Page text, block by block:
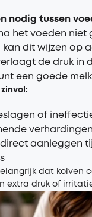
nodig tussen
het voeden niet
kan dit wijzen op
de druk in
een goede
zinvol:
of
verhardingen
aanleggen
dat kolven
extra druk of